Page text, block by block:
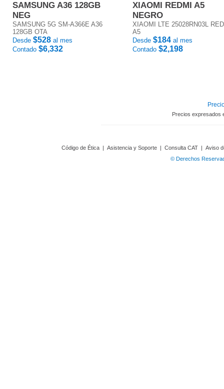
SAMSUNG A36 128GB
NEG
SAMSUNG 5G SM-A366E A36
128GB OTA
Desde $528 al mes
Contado $6,332
XIAOMI REDMI A5
NEGRO
XIAOMI LTE 25028RN03L
A5
Desde $184 al mes
Contado $2,198
Precios expresados
Código de Ética | Asistencia y Soporte | Consulta CAT | Aviso
© Derechos